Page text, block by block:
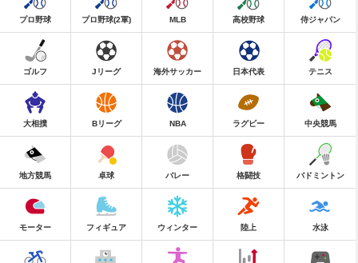
プロ野球 プロ野球(2軍) MLB 高校野球 侍ジャパン
ゴルフ Jリーグ 海外サッカー 日本代表 テニス
大相撲 Bリーグ NBA ラグビー 中央競馬
地方競馬 卓球 バレー 格闘技 バドミントン
モーター フィギュア ウィンター 陸上 水泳